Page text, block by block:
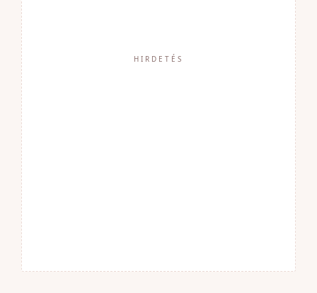
HIRDETÉS